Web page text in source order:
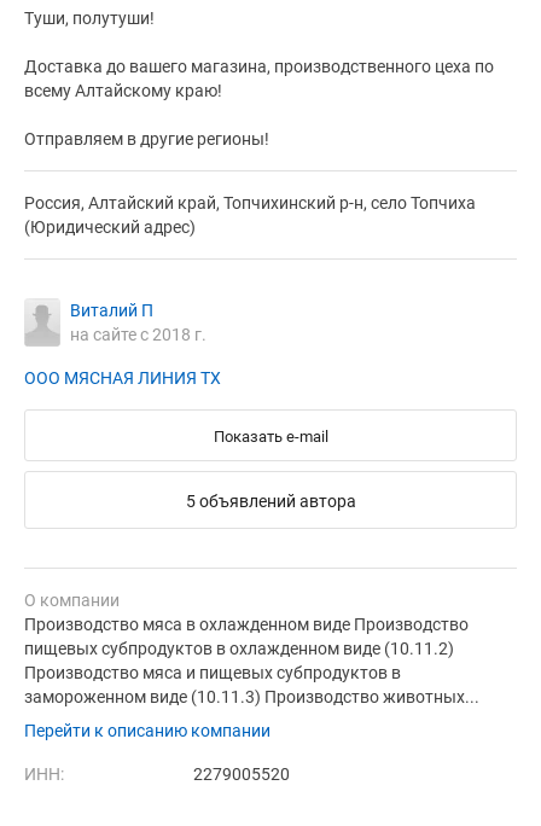
Туши, полутуши!
Доставка до вашего магазина, производственного цеха по
всему Алтайскому краю!
Отправляем в другие регионы!
Россия, Алтайский край, Топчихинский р-н, село Топчиха
(Юридический адрес)
Виталий П
на сайте с 2018 г.
ООО МЯСНАЯ ЛИНИЯ ТХ
Показать e-mail
5 объявлений автора
О компании
Производство мяса в охлажденном виде Производство
пищевых субпродуктов в охлажденном виде (10.11.2)
Производство мяса и пищевых субпродуктов в
замороженном виде (10.11.3) Производство животных...
Перейти к описанию компании
ИНН: 2279005520